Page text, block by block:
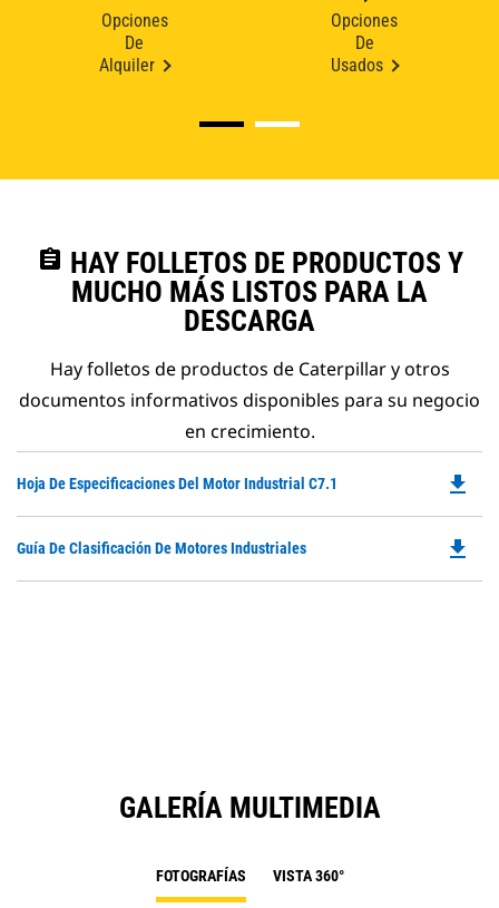
Opciones
De
Alquiler
Opciones
De
Usados
assignment HAY FOLLETOS DE PRODUCTOS Y
MUCHO MÁS LISTOS PARA LA
DESCARGA
Hay folletos de productos de Caterpillar y otros
documentos informativos disponibles para su negocio
en crecimiento.
Hoja De Especificaciones Del Motor Industrial C7.1
a
file_download
Guía De Clasificación De Motores Industriales file_download
GALERÍA MULTIMEDIA
FOTOGRAFÍAS VISTA 360°